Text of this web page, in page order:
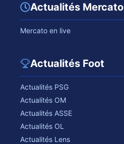
Actualités Mercato
Mercato en live
Actualités Foot
Actualités PSG
Actualités OM
Actualités ASSE
Actualités OL
Actualités Lens